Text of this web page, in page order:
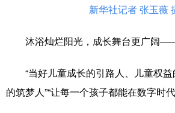
新华社记者 张玉薇
沐浴灿烂阳光，成长舞台更广阔
“当好儿童成长的引路人、儿童权益
的筑梦人”“让每一个孩子都能在数字